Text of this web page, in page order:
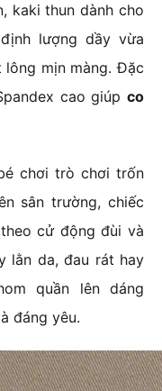
kaki thun dành cho
lượng dầy vừa
mịn màng. Đặc
cao giúp co
chơi trò chơi trốn
sân trường, chiếc
cử động đùi và
lằn da, đau rát hay
quần lên dáng
đáng yêu.